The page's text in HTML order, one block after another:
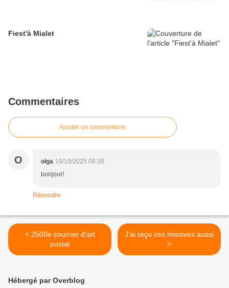
Fiest'à Mialet
Commentaires
Ajouter un commentaire
O olga 16/10/2025 08:38
bonjour!
Répondre
< 2500e courrier d'art
postal
J'ai reçu ces missives aussi
>
Hébergé par Overblog